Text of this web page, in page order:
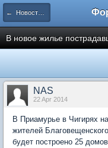
← Новости рынка недвижимости
В новое жилье
NAS
22 Apr 2014
В Приамурье в Чигирях
жителей
будет построено 25